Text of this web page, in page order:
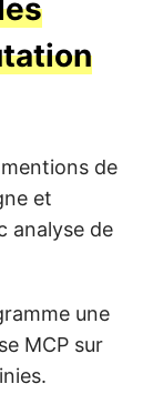
de
et
analyse de
une
MCP sur